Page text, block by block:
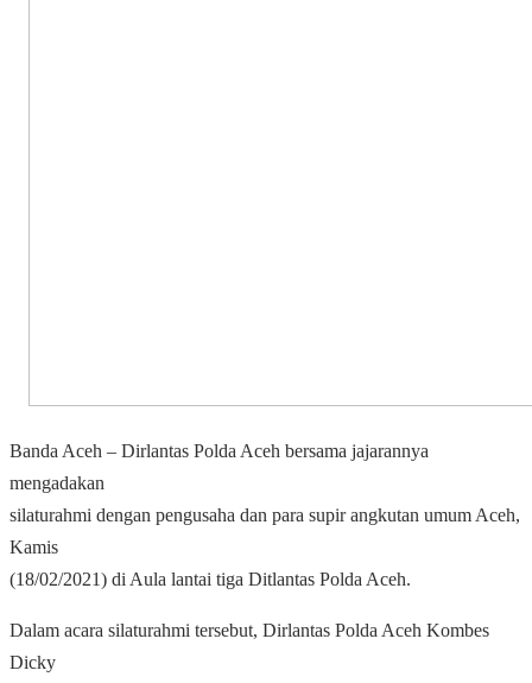
Banda Aceh – Dirlantas Polda Aceh bersama jajarannya
mengadakan
silaturahmi dengan pengusaha dan para supir angkutan umum Aceh,
Kamis
(18/02/2021) di Aula lantai tiga Ditlantas Polda Aceh.
Dalam acara silaturahmi tersebut, Dirlantas Polda Aceh Kombes
Dicky